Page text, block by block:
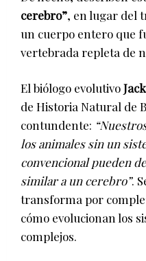
cerebro”, en lugar del
un cuerpo entero que
vertebrada repleta de
El biólogo evolutivo
de Historia Natural de
contundente:
los animales sin un
convencional pueden
similar a un cerebro”.
transforma por
cómo evolucionan los
complejos.